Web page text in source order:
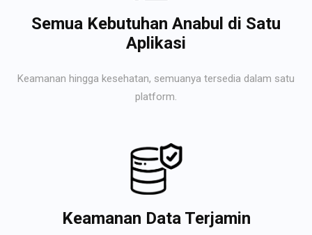
Semua Kebutuhan Anabul di Satu
Aplikasi
Keamanan hingga kesehatan, semuanya tersedia dalam satu
platform.
Keamanan Data Terjamin